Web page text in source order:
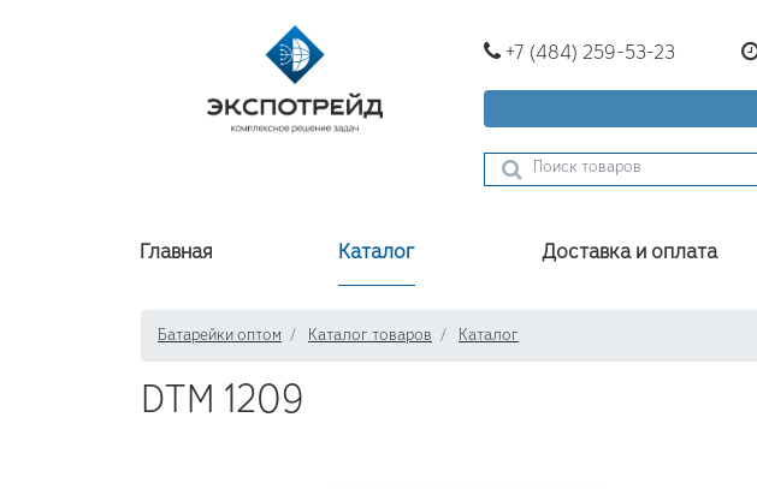
+7 (484) 259-53-23
Главная Каталог Доставка и оплата
Батарейки оптом Каталог товаров Каталог
DTM 1209